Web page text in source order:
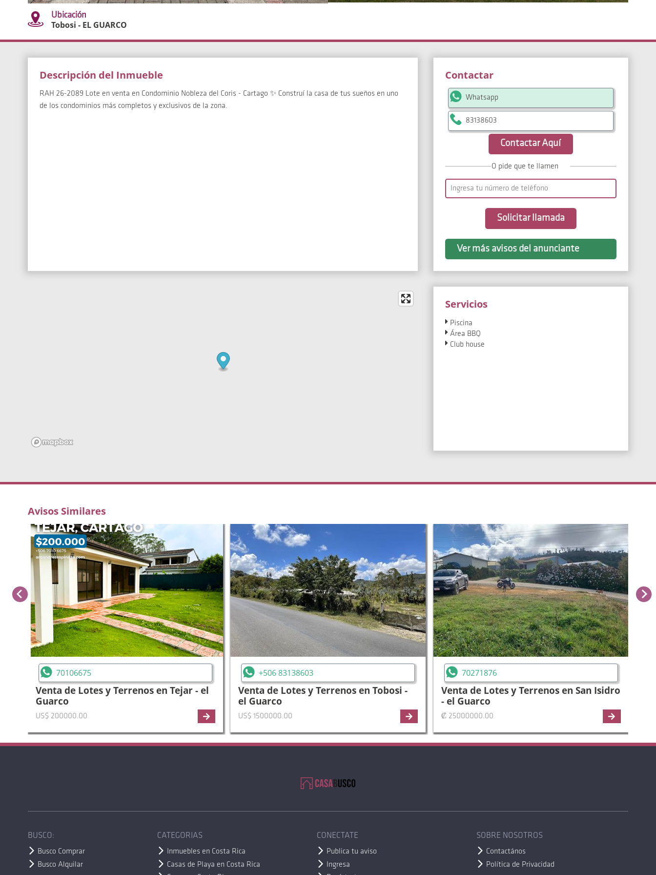
Ubicación
Tobosi - EL GUARCO
Descripción del Inmueble
RAH 26-2089 Lote en venta en Condominio Nobleza del Coris - Cartago ✨ Construí la casa de tus sueños en uno
de los condominios más completos y exclusivos de la zona.
Contactar
Whatsapp
83138603
Contactar Aquí
O pide que te llamen
Solicitar llamada
Ver más avisos del anunciante
Servicios
Piscina
Área BBQ
Club house
Avisos Similares
70106675
Venta de Lotes y Terrenos en Tejar - el
Guarco
US$ 200000.00
+506 83138603
Venta de Lotes y Terrenos en Tobosi -
el Guarco
US$ 1500000.00
70271876
Venta de Lotes y Terrenos en San Isidro
- el Guarco
₡ 25000000.00
BUSCO:
Busco Comprar
Busco Alquilar
CATEGORIAS
Inmuebles en Costa Rica
Casas de Playa en Costa Rica
CONECTATE
Publica tu aviso
Ingresa
SOBRE NOSOTROS
Contactános
Política de Privacidad